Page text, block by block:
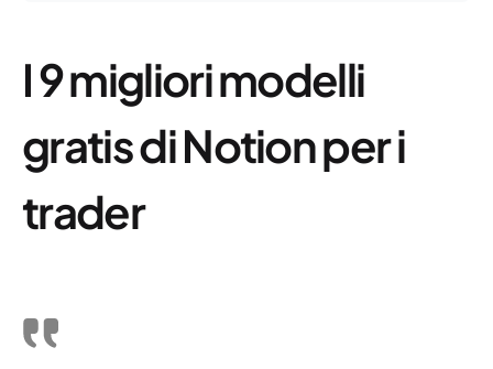
I 9 migliori modelli
gratis di Notion per i
trader